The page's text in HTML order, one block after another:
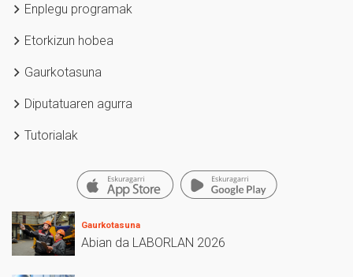
Enplegu programak
Etorkizun hobea
Gaurkotasuna
Diputatuaren agurra
Tutorialak
Gaurkotasuna
Abian da LABORLAN 2026